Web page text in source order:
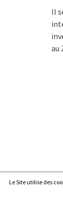
Il
au
Le Site utilise des